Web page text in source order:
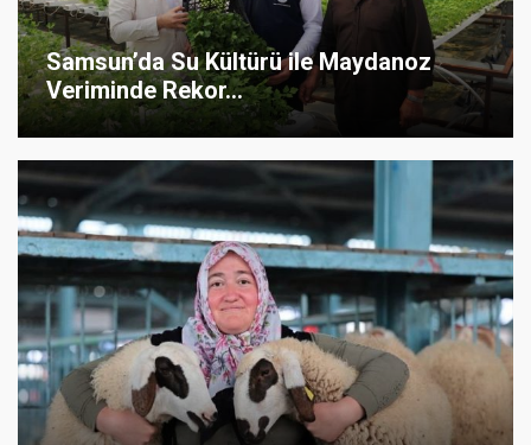
Samsun’da Su Kültürü ile Maydanoz
Veriminde Rekor...